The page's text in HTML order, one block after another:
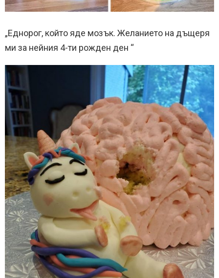
„Еднорог, който яде мозък. Желанието на дъщеря
ми за нейния 4-ти рожден ден “